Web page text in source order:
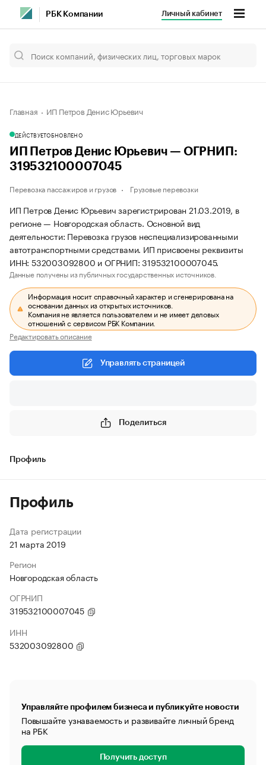
РБК Компании Личный кабинет
Главная ИП Петров Денис Юрьевич
ДЕЙСТВУЕТОБНОВЛЕНО
ИП Петров Денис Юрьевич — ОГРНИП:
319532100007045
Перевозка пассажиров и грузов Грузовые перевозки
ИП Петров Денис Юрьевич зарегистрирован 21.03.2019, в
регионе — Новгородская область. Основной вид
деятельности: Перевозка грузов неспециализированными
автотранспортными средствами. ИП присвоены реквизиты
ИНН: 532003092800 и ОГРНИП: 319532100007045.
Данные получены из публичных государственных источников.
Информация носит справочный характер и сгенерирована на
основании данных из открытых источников.
Компания не является пользователем и не имеет деловых
отношений с сервисом РБК Компании.
Редактировать описание
Управлять страницей
Поделиться
Профиль
Профиль
Дата регистрации
21 марта 2019
Регион
Новгородская область
ОГРНИП
319532100007045
ИНН
532003092800
Управляйте профилем бизнеса и публикуйте новости
Повышайте узнаваемость и развивайте личный бренд
на РБК
Получить доступ